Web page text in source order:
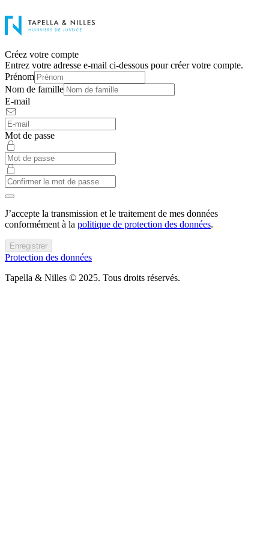
Créez votre compte
Entrez votre adresse e-mail ci-dessous pour créer votre compte.
Prénom
Nom de famille
E-mail
Mot de passe
J’accepte la transmission et le traitement de mes données
conformément à la politique de protection des données.
Enregistrer
Protection des données
Tapella & Nilles © 2025. Tous droits réservés.